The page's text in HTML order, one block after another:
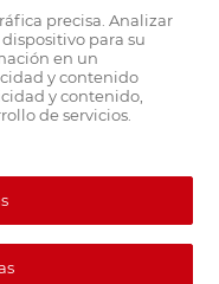
precisa. Analizar
para su
en un
y contenido
y contenido,
de servicios.